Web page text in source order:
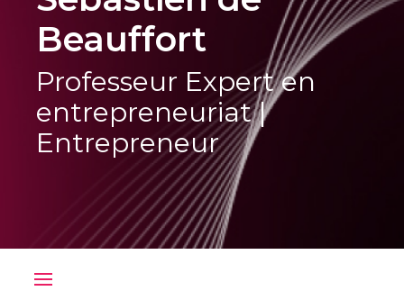
Beauffort
Professeur Expert en
entrepreneuriat |
Entrepreneur